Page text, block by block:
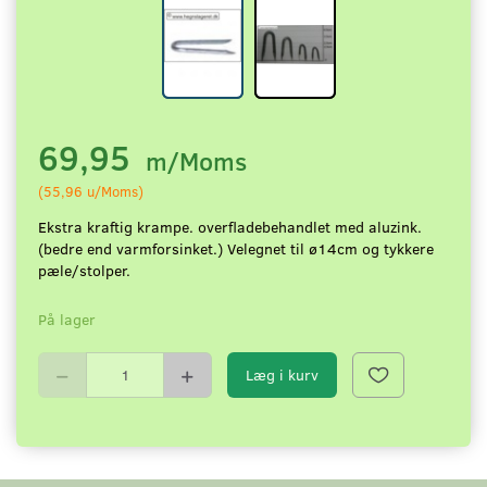
69,95 m/Moms
(55,96 u/Moms)
Ekstra kraftig krampe. overfladebehandlet med aluzink.
(bedre end varmforsinket.) Velegnet til ø14cm og tykkere
pæle/stolper.
På lager
Læg i kurv